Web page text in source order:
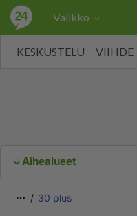
Valikko
KESKUSTELU VIIHDE
Aihealueet
30 plus